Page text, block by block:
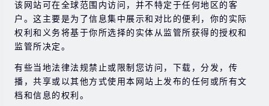
该网站可在全球范围内访问，并不特定于任何地区的客
户。这主要是为了信息集中展示和对比的便利，你的实际
权利和义务将基于你所选择的实体从监管所获得的授权和
监管所决定。
有些当地法律法规禁止或限制您访问，下载，分发，传
播，共享或以其他方式使用本网站上发布的任何或所有文
档和信息的权利。